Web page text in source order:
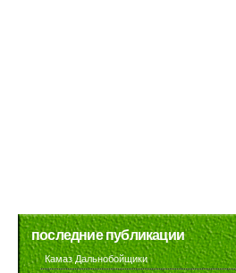
последние публикации
Камаз Дальнобойщики